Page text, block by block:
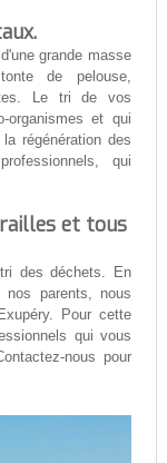
grande masse
de pelouse,
Le tri de vos
organismes et qui
régénération des
qui
et tous
des déchets. En
parents, nous
Pour cette
qui vous
nous pour